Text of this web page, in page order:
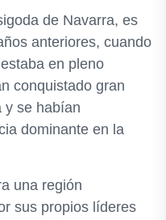
de Navarra, es
anteriores, cuando
en pleno
conquistado gran
y se habían
dominante en la
una región
sus propios líderes